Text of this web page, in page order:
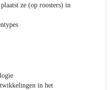
ze (op roosters) in
in het